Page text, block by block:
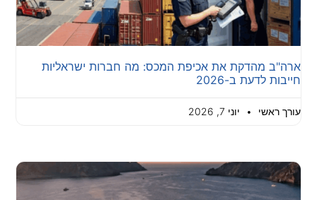
ארה"ב מהדקת את אכיפת המכס: מה חברות ישראליות
חייבות לדעת ב-2026
עורך ראשי יוני 7, 2026